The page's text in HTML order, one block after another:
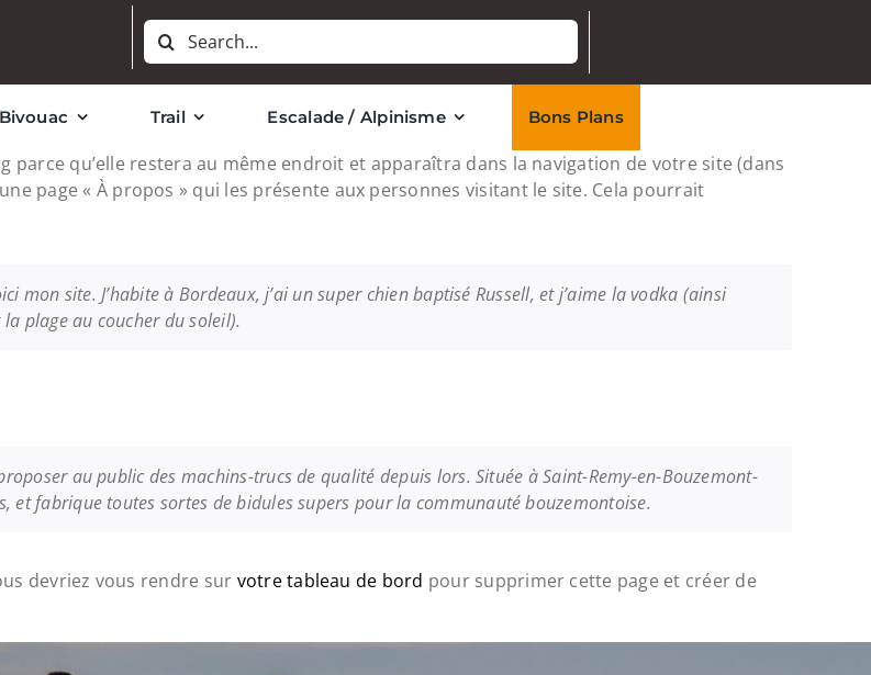
Rechercher:
Bivouac Trail Escalade / Alpinisme Bons Plans
parce qu’elle restera au même endroit et apparaîtra dans la navigation de votre site (dans
page « À propos » qui les présente aux personnes visitant le site. Cela pourrait
mon site. J’habite à Bordeaux, j’ai un super chien baptisé Russell, et j’aime la vodka (ainsi
plage au coucher du soleil).
au public des machins-trucs de qualité depuis lors. Située à Saint-Remy-en-Bouzemont-
et fabrique toutes sortes de bidules supers pour la communauté bouzemontoise.
devriez vous rendre sur votre tableau de bord pour supprimer cette page et créer de